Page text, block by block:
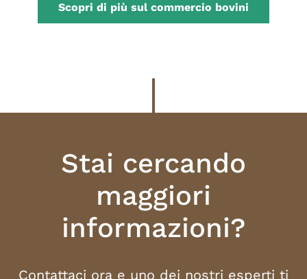
Scopri di più sul commercio bovini
Stai cercando
maggiori
informazioni?
Contattaci ora e uno dei nostri esperti ti